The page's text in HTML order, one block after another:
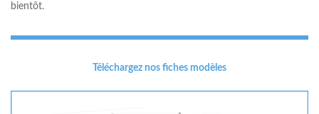
bientôt.
Téléchargez nos fiches modèles